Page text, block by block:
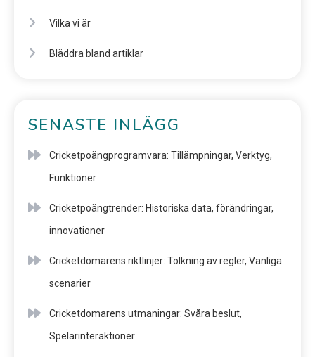
Vilka vi är
Bläddra bland artiklar
SENASTE INLÄGG
Cricketpoängprogramvara: Tillämpningar, Verktyg,
Funktioner
Cricketpoängtrender: Historiska data, förändringar,
innovationer
Cricketdomarens riktlinjer: Tolkning av regler, Vanliga
scenarier
Cricketdomarens utmaningar: Svåra beslut,
Spelarinteraktioner